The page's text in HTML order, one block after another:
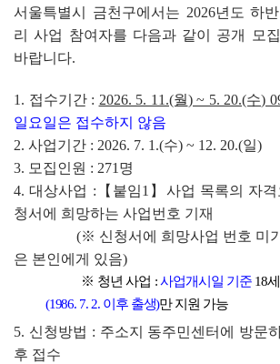
서울특별시 금천구에서는 2026년도 하
리 사업 참여자를 다음과 같이 공개 모
바랍니다.
1. 접수기간 : 2026. 5. 11.(월) ~ 5. 20.(수)
일요일은 접수하지 않음
2. 사업기간 : 2026. 7. 1.(수) ~ 12. 20.(일)
3. 모집인원 : 271 명
4. 대상사업 : 【 붙임1 】 사업 목록의 자
청서에 희망하는 사업번호 기재
(※ 신청서에 희망사업 번호 미
은 본인에게 있음)
※ 청년 사업 : 사업개시일 기준 18
(1986. 7. 2. 이후 출생)만 지원 가능
5. 신청방법 : 주소지 동주민센터에 방문
후 접수